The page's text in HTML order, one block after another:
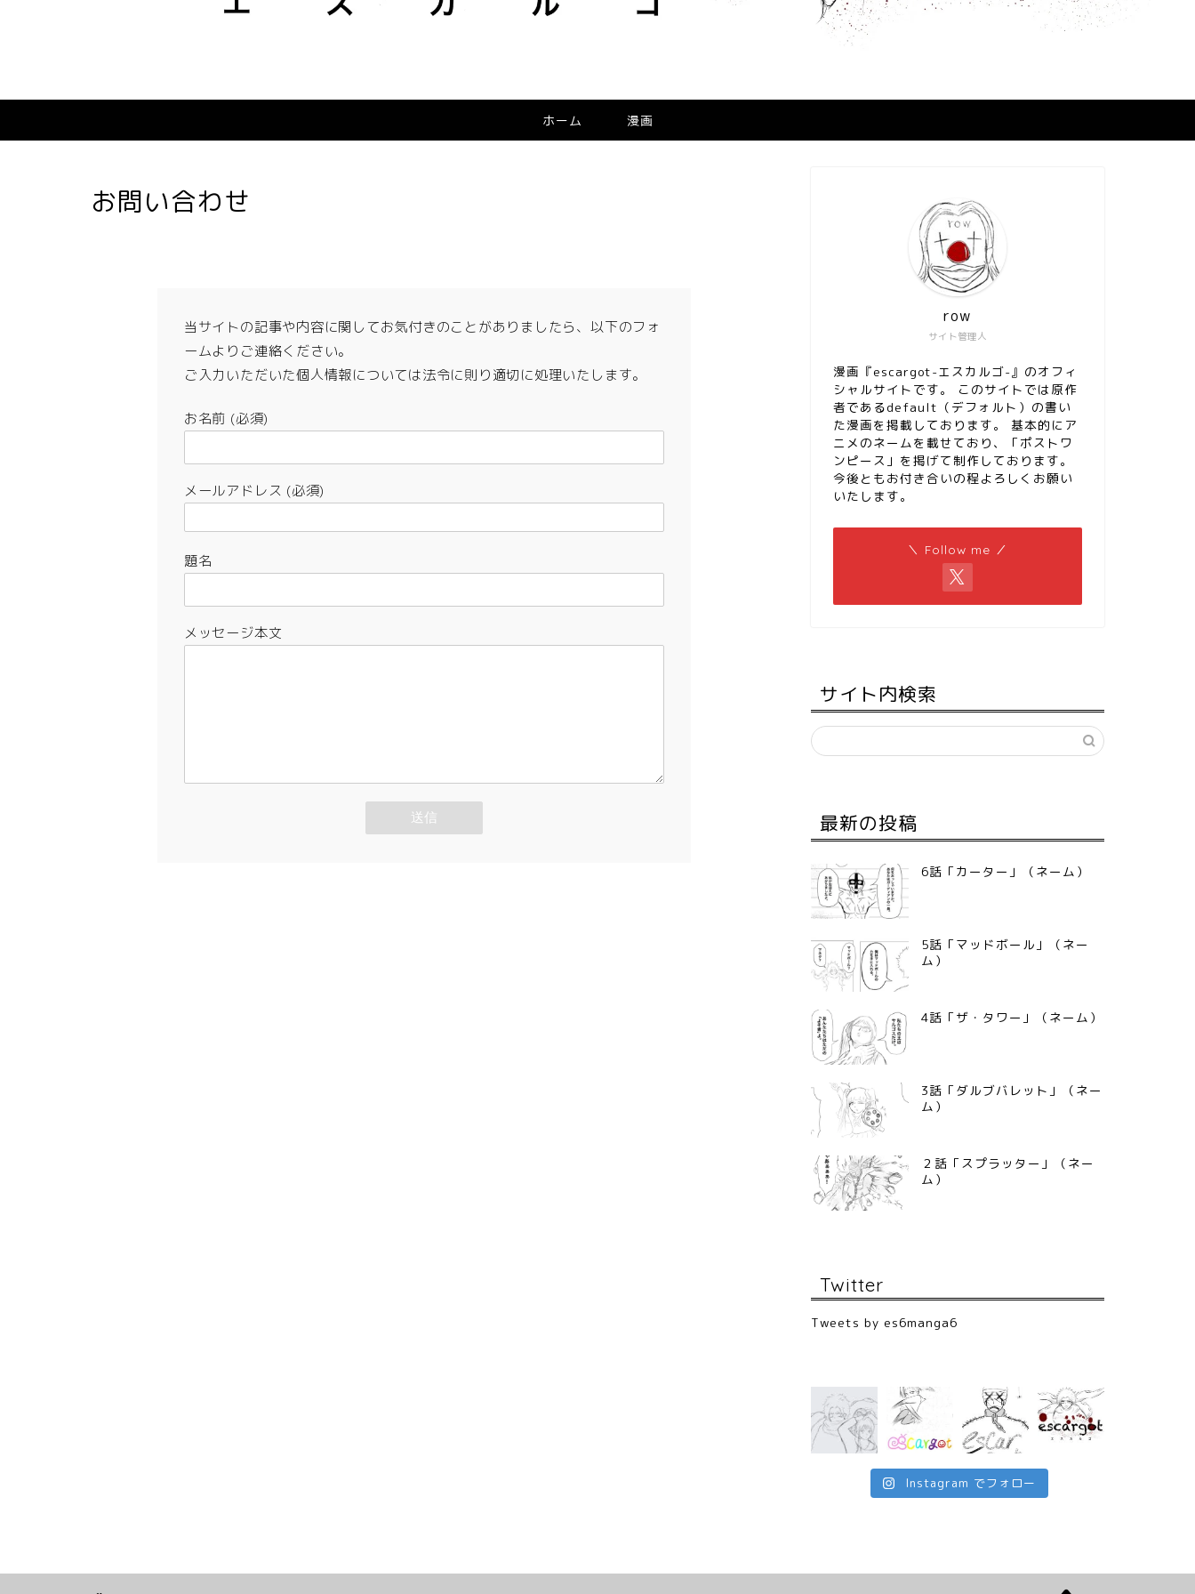
ホーム 漫画
お問い合わせ
当サイトの記事や内容に関してお気付きのことがありましたら、以下のフォ
ームよりご連絡ください。
ご入力いただいた個人情報については法令に則り適切に処理いたします。
お名前 (必須)
メールアドレス (必須)
題名
メッセージ本文
サイト管理人
row
漫画『escargot-エスカルゴ-』のオフィ
シャルサイトです。 このサイトでは原作
者であるdefault（デフォルト）の書い
た漫画を掲載しております。 基本的にア
ニメのネームを載せており、「ポストワ
ンピース」を掲げて制作しております。
今後ともお付き合いの程よろしくお願い
いたします。
＼ Follow me ／
サイト内検索
最新の投稿
6話「カーター」（ネーム）
5話「マッドボール」（ネー
ム）
4話「ザ・タワー」（ネーム）
3話「ダルブバレット」（ネー
ム）
２話「スプラッター」（ネー
ム）
Twitter
Tweets by es6manga6
Instagram でフォロー